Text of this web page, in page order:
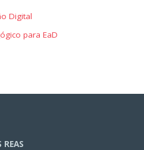
Digital
para EaD